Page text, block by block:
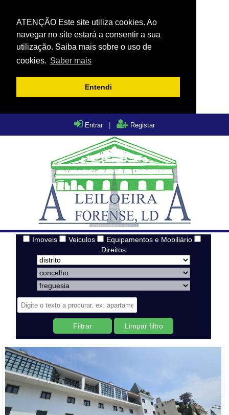
ATENÇÃO Este site utiliza cookies. Ao
navegar no site estará a consentir a sua
utilização. Saiba mais sobre o uso de
cookies. Saber mais
Entendi
Entrar Registar
Imoveis Veiculos
Equipamentos e Mobiliário
Direitos
Filtrar Limpar filtro